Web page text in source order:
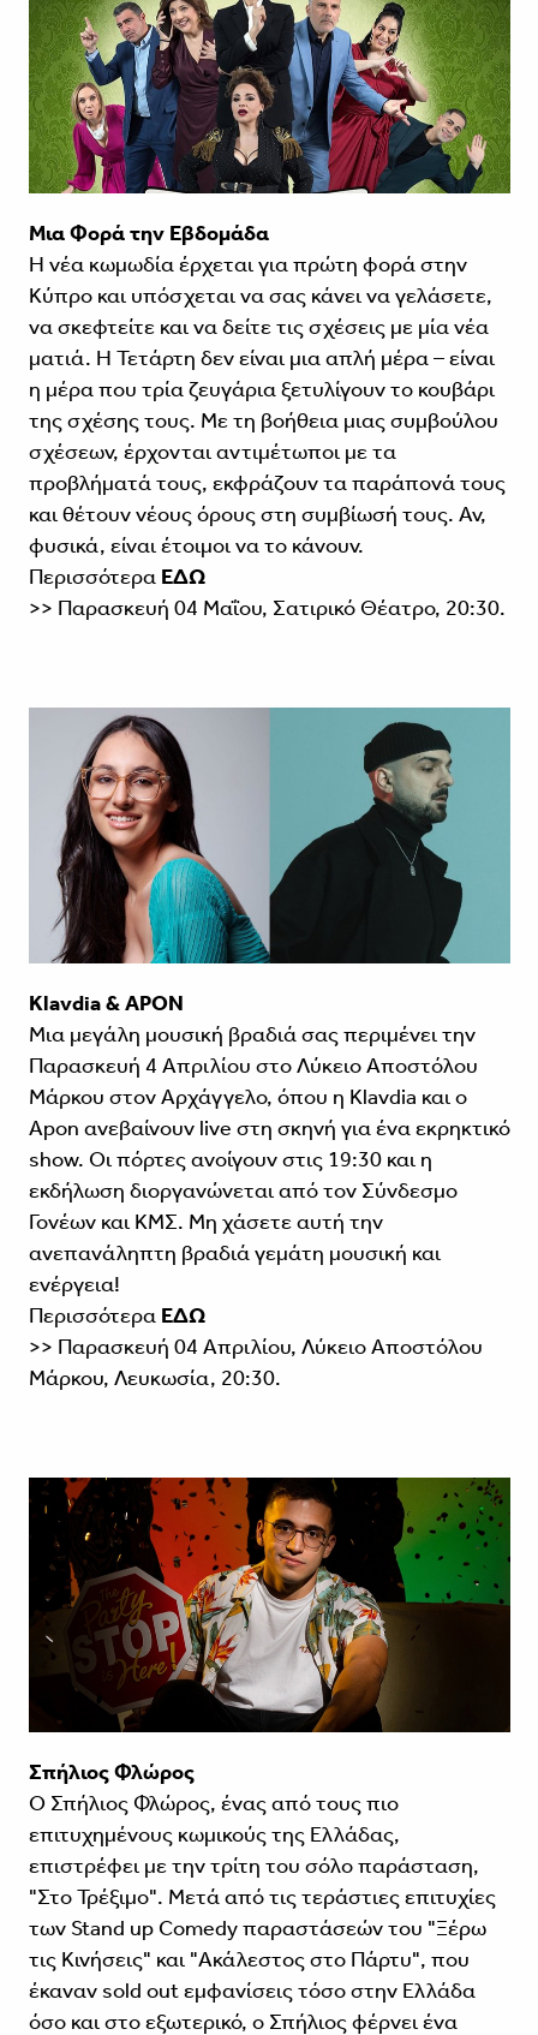
Μια Φορά την Εβδομάδα
Η νέα κωμωδία έρχεται για πρώτη φορά στην
Κύπρο και υπόσχεται να σας κάνει να γελάσετε,
να σκεφτείτε και να δείτε τις σχέσεις με μία νέα
ματιά. Η Τετάρτη δεν είναι μια απλή μέρα – είναι
η μέρα που τρία ζευγάρια ξετυλίγουν το κουβάρι
της σχέσης τους. Με τη βοήθεια μιας συμβούλου
σχέσεων, έρχονται αντιμέτωποι με τα
προβλήματά τους, εκφράζουν τα παράπονά τους
και θέτουν νέους όρους στη συμβίωσή τους. Αν,
φυσικά, είναι έτοιμοι να το κάνουν.
Περισσότερα ΕΔΩ
>> Παρασκευή 04 Μαΐου, Σατιρικό Θέατρο, 20:30.
Klavdia & APON
Μια μεγάλη μουσική βραδιά σας περιμένει την
Παρασκευή 4 Απριλίου στο Λύκειο Αποστόλου
Μάρκου στον Αρχάγγελο, όπου η Klavdia και ο
Apon ανεβαίνουν live στη σκηνή για ένα εκρηκτικό
show. Οι πόρτες ανοίγουν στις 19:30 και η
εκδήλωση διοργανώνεται από τον Σύνδεσμο
Γονέων και ΚΜΣ. Μη χάσετε αυτή την
ανεπανάληπτη βραδιά γεμάτη μουσική και
ενέργεια!
Περισσότερα ΕΔΩ
>> Παρασκευή 04 Απριλίου, Λύκειο Αποστόλου
Μάρκου, Λευκωσία, 20:30.
Σπήλιος Φλώρος
Ο Σπήλιος Φλώρος, ένας από τους πιο
επιτυχημένους κωμικούς της Ελλάδας,
επιστρέφει με την τρίτη του σόλο παράσταση,
"Στο Τρέξιμο". Μετά από τις τεράστιες επιτυχίες
των Stand up Comedy παραστάσεών του "Ξέρω
τις Κινήσεις" και "Ακάλεστος στο Πάρτυ", που
έκαναν sold out εμφανίσεις τόσο στην Ελλάδα
όσο και στο εξωτερικό, ο Σπήλιος φέρνει ένα